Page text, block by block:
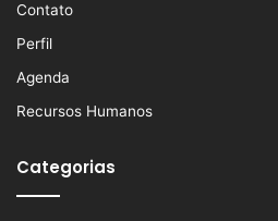
Contato
Perfil
Agenda
Recursos Humanos
Categorias